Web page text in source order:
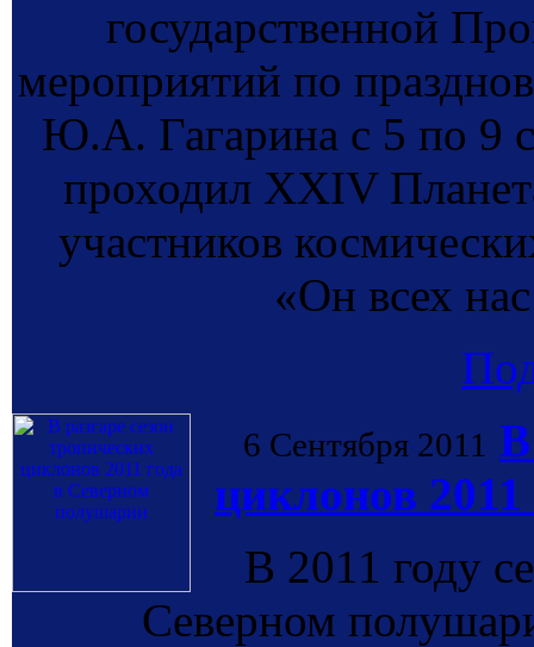
государственной
мероприятий по
Ю.А. Гагарина с 5 по 9
проходил XXIV
участников
«Он всех
6 Сентября 2011 В
циклонов
В 2011 году
Северном